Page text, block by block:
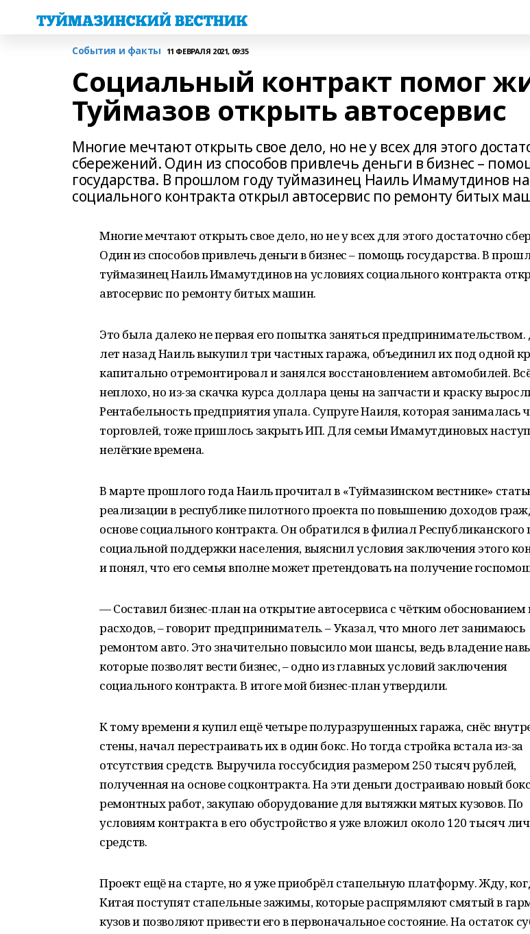
События и факты 11 ФЕВРАЛЯ 2021, 09:35
Социальный контракт помог
Туймазов открыть автосервис
Многие мечтают открыть свое дело, но не у всех для этого
сбережений. Один из способов привлечь деньги в бизнес –
государства. В прошлом году туймазинец Наиль Имамутдинов на
социального контракта открыл автосервис по ремонту битых
Многие мечтают открыть свое дело, но не у всех для этого достаточно
Один из способов привлечь деньги в бизнес – помощь государства. В
туймазинец Наиль Имамутдинов на условиях социального контракта
автосервис по ремонту битых машин.
Это была далеко не первая его попытка заняться предпринимательством.
лет назад Наиль выкупил три частных гаража, объединил их под одной
капитально отремонтировал и занялся восстановлением автомобилей.
неплохо, но из-за скачка курса доллара цены на запчасти и краску
Рентабельность предприятия упала. Супруге Наиля, которая занималась
торговлей, тоже пришлось закрыть ИП. Для семьи Имамутдиновых
нелёгкие времена.
В марте прошлого года Наиль прочитал в «Туймазинском вестнике»
реализации в республике пилотного проекта по повышению доходов
основе социального контракта. Он обратился в филиал Республиканского
социальной поддержки населения, выяснил условия заключения этого
и понял, что его семья вполне может претендовать на получение
— Составил бизнес-план на открытие автосервиса с чётким
расходов, – говорит предприниматель. – Указал, что много лет занимаюсь
ремонтом авто. Это значительно повысило мои шансы, ведь владение
которые позволят вести бизнес, – одно из главных условий заключения
социального контракта. В итоге мой бизнес-план утвердили.
К тому времени я купил ещё четыре полуразрушенных гаража, снёс
стены, начал перестраивать их в один бокс. Но тогда стройка встала из-за
отсутствия средств. Выручила госсубсидия размером 250 тысяч рублей,
полученная на основе соцконтракта. На эти деньги достраиваю новый
ремонтных работ, закупаю оборудование для вытяжки мятых кузовов. По
условиям контракта в его обустройство я уже вложил около 120 тысяч
средств.
Проект ещё на старте, но я уже приобрёл стапельную платформу. Жду,
Китая поступят стапельные зажимы, которые распрямляют смятый в
кузов и позволяют привести его в первоначальное состояние. На остаток